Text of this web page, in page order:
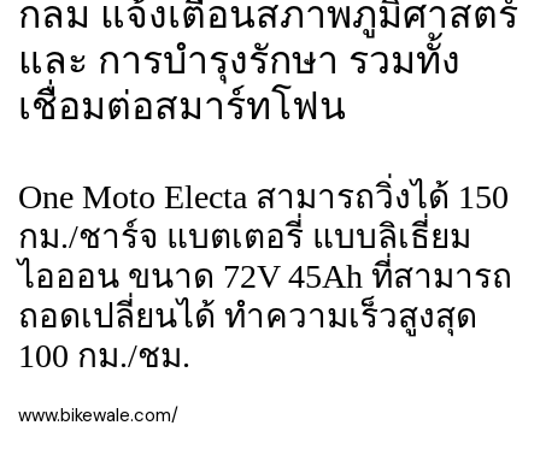
กลม แจ้งเตือนสภาพภูมิศาสตร์
และ การบำรุงรักษา รวมทั้ง
เชื่อมต่อสมาร์ทโฟน
One Moto Electa สามารถวิ่งได้ 150
กม./ชาร์จ แบตเตอรี่ แบบลิเธี่ยม
ไอออน ขนาด 72V 45Ah ที่สามารถ
ถอดเปลี่ยนได้ ทำความเร็วสูงสุด
100 กม./ชม.
www.bikewale.com/